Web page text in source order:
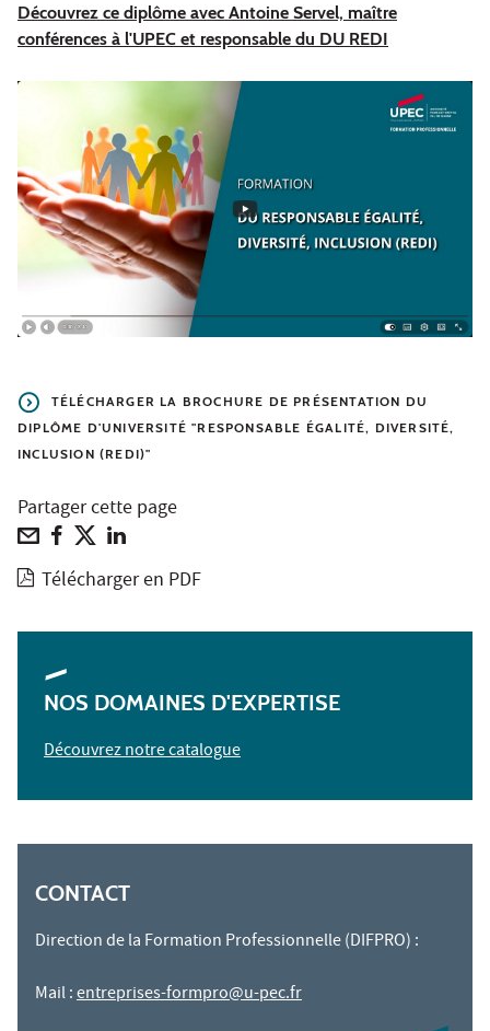
Découvrez ce diplôme avec Antoine Servel, maître
conférences à l'UPEC et responsable du DU REDI
TÉLÉCHARGER LA BROCHURE DE PRÉSENTATION DU
DIPLÔME D'UNIVERSITÉ "RESPONSABLE ÉGALITÉ, DIVERSITÉ,
INCLUSION (REDI)"
Partager cette page
Télécharger en PDF
NOS DOMAINES D'EXPERTISE
Découvrez notre catalogue
CONTACT
Direction de la Formation Professionnelle (DIFPRO) :
Mail :entreprises-formpro@u-pec.fr